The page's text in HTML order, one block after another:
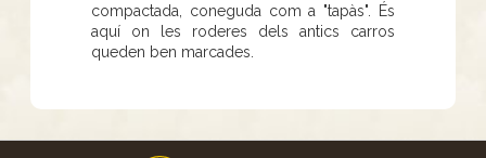
compactada, coneguda com a "tapàs". És
aquí on les roderes dels antics carros
queden ben marcades.